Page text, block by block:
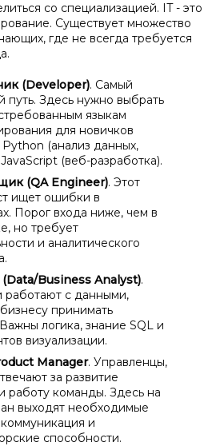
со специализацией. IT - это
Существует множество
где не всегда требуется
(Developer). Самый
путь. Здесь нужно выбрать
языкам
для новичков
Python (анализ данных,
(веб-разработка).
(QA Engineer). Этот
ищет ошибки в
Порог входа ниже, чем в
но требует
и аналитического
Business Analyst).
работают с данными,
принимать
логика, знание SQL и
визуализации.
Manager. Управленцы,
за развитие
работу команды. Здесь на
выходят необходимые
и
способности.